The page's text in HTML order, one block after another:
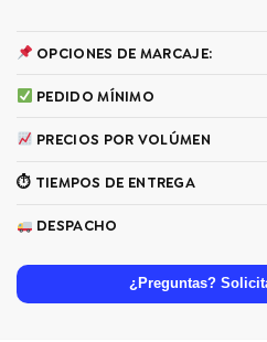
OPCIONES DE MARCAJE:
PEDIDO MÍNIMO
PRECIOS POR VOLÚMEN
⏱ TIEMPOS DE ENTREGA
DESPACHO
¿Preguntas?